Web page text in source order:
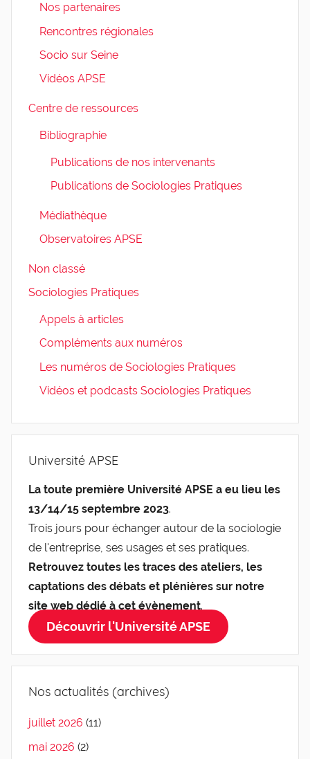
Nos partenaires
Rencontres régionales
Socio sur Seine
Vidéos APSE
Centre de ressources
Bibliographie
Publications de nos intervenants
Publications de Sociologies Pratiques
Médiathèque
Observatoires APSE
Non classé
Sociologies Pratiques
Appels à articles
Compléments aux numéros
Les numéros de Sociologies Pratiques
Vidéos et podcasts Sociologies Pratiques
Université APSE
La toute première Université APSE a eu lieu les
13/14/15 septembre 2023.
Trois jours pour échanger autour de la sociologie
de l'entreprise, ses usages et ses pratiques.
Retrouvez toutes les traces des ateliers, les
captations des débats et plénières sur notre
site web dédié à cet évènement.
Découvrir l'Université APSE
Nos actualités (archives)
juillet 2026 (11)
mai 2026 (2)